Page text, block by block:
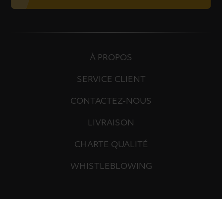
À PROPOS
SERVICE CLIENT
CONTACTEZ-NOUS
LIVRAISON
CHARTE QUALITÉ
WHISTLEBLOWING